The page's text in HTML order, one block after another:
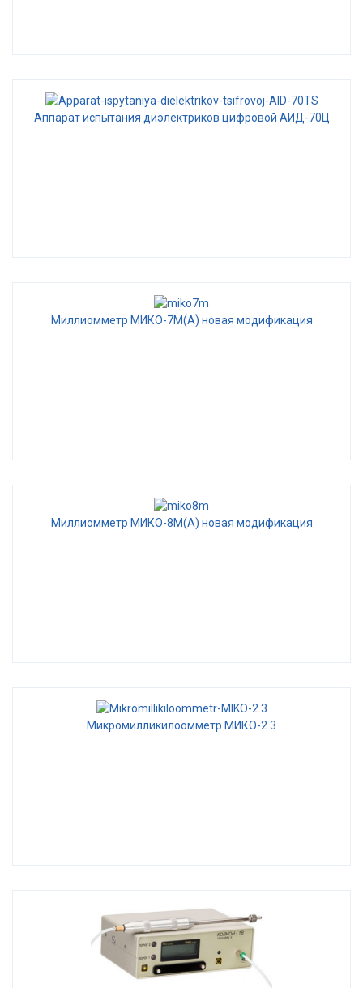
Аппарат испытания диэлектриков цифровой АИД-70Ц
Миллиомметр МИКО-7М(А) новая модификация
Миллиомметр МИКО-8М(А) новая модификация
Микромилликилоомметр МИКО-2.3